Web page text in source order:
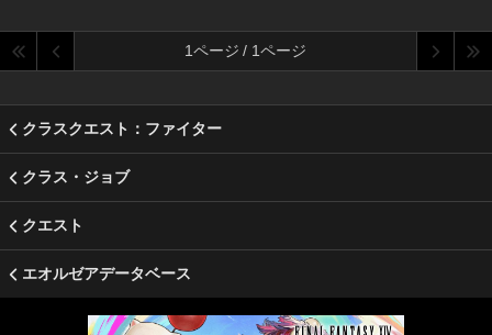
1ページ / 1ページ
クラスクエスト：ファイター
クラス・ジョブ
クエスト
エオルゼアデータベース